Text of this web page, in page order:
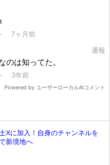
Xに加入！自身のチャンネルを
新境地へ